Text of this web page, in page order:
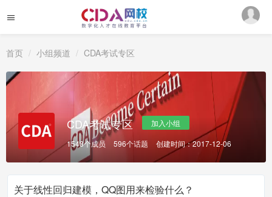
首页 小组频道 CDA考试专区
CDA考试专区
加入小组
1548个成员
596个话题 创建时间：2017-12-06
关于线性回归建模，QQ图用来检验什么？